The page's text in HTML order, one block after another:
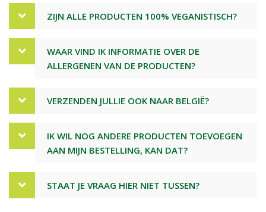
ZIJN ALLE PRODUCTEN 100% VEGANISTISCH?
WAAR VIND IK INFORMATIE OVER DE
ALLERGENEN VAN DE PRODUCTEN?
VERZENDEN JULLIE OOK NAAR BELGIË?
IK WIL NOG ANDERE PRODUCTEN TOEVOEGEN
AAN MIJN BESTELLING, KAN DAT?
STAAT JE VRAAG HIER NIET TUSSEN?